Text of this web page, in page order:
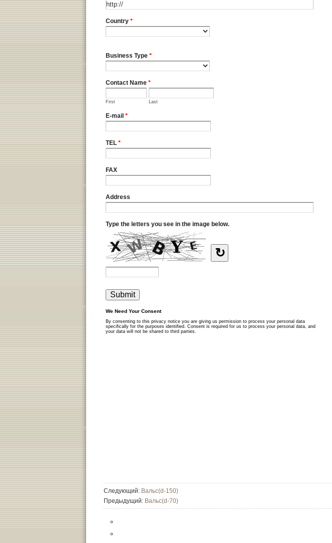
Следующий: Вальс(d-150)
Предыдущий: Вальс(d-70)